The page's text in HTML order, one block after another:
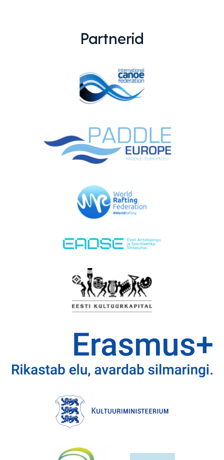
VÕISTLUSED
FÖDERATSIOON
Partnerid